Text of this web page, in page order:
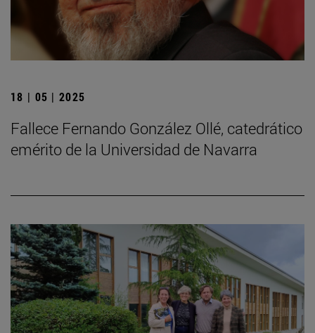
18 | 05 | 2025
Fallece Fernando González Ollé, catedrático
emérito de la Universidad de Navarra